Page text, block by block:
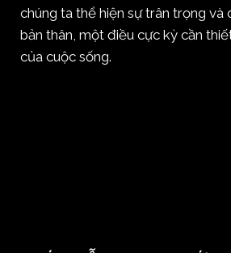
chúng ta thể hiện sự trân trọng và
bản thân, một điều cực kỳ cần
của cuộc sống.